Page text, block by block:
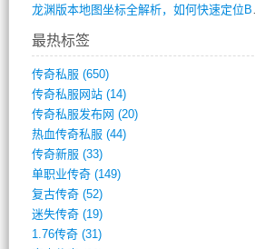
龙渊
最热标签
传奇私服 (650)
传奇私服网站(14)
传奇私服发布网 (20)
热血传奇私服 (44)
传奇新服 (33)
单职业传奇(149)
复古传奇(52)
迷失传奇(19)
1.76传奇(31)